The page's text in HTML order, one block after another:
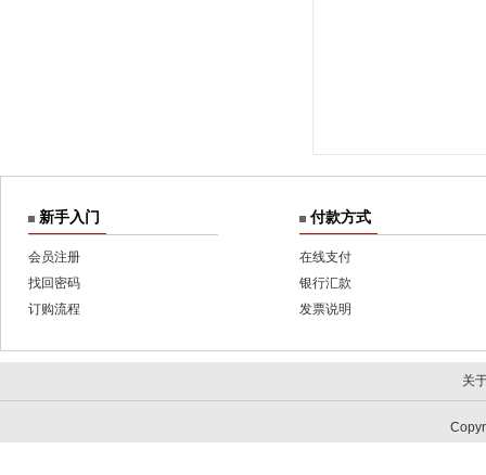
新手入门
会员注册
找回密码
订购流程
付款方式
在线支付
银行汇款
发票说明
关